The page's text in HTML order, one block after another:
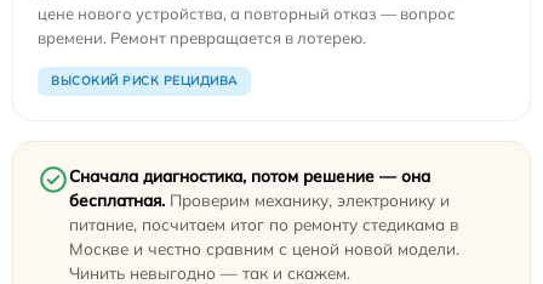
цене нового устройства, а повторный отказ — вопрос
времени. Ремонт превращается в лотерею.
ВЫСОКИЙ РИСК РЕЦИДИВА
Сначала диагностика, потом решение — она
бесплатная. Проверим механику, электронику и
питание, посчитаем итог по ремонту стедикама в
Москве и честно сравним с ценой новой модели.
Чинить невыгодно — так и скажем.